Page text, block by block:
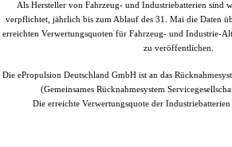
Als Hersteller von Fahrzeug- und Industriebatterien sind
verpflichtet, jährlich bis zum Ablauf des 31. Mai die Daten
erreichten Verwertungsquoten für Fahrzeug- und Industrie-
zu veröffentlichen.
Die ePropulsion Deutschland GmbH ist an das
(Gemeinsames Rücknahmesystem
Die erreichte Verwertungsquote der